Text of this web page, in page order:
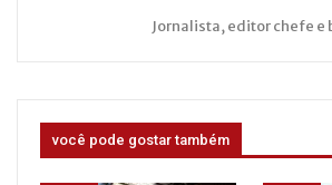
Jornalista, editor chefe e
você pode gostar também